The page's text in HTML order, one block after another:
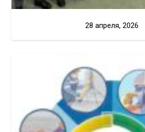
28 апреля, 2026